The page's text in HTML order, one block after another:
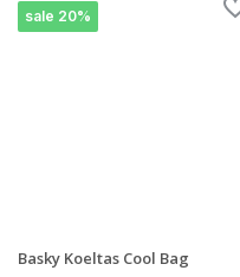
sale 20%
Basky Koeltas Cool Bag